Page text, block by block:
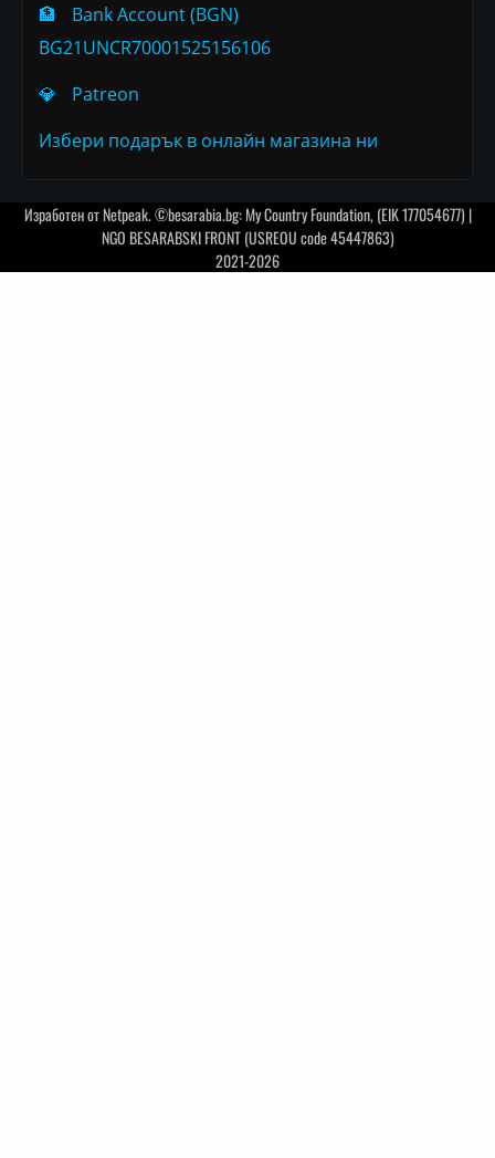
🏦
Bank Account (BGN)
BG21UNCR70001525156106
💎
Patreon
Избери подарък в онлайн магазина ни
Изработен отNetpeak. ©besarabia.bg: My Country Foundation, (EIK 177054677) |
NGO BESARABSKI FRONT (USREOU code 45447863)
2021-2026